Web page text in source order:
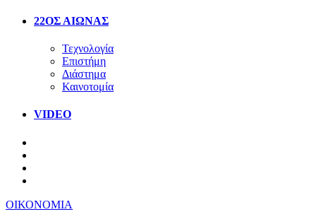
22ΟΣ ΑΙΩΝΑΣ
Τεχνολογία
Επιστήμη
Διάστημα
Καινοτομία
VIDEO
ΟΙΚΟΝΟΜΙΑ